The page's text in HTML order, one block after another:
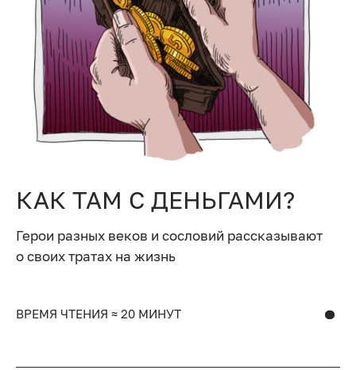
КАК ТАМ С ДЕНЬГАМИ?
Герои разных веков и сословий рассказывают
о своих тратах на жизнь
ВРЕМЯ ЧТЕНИЯ ≈ 20 МИНУТ